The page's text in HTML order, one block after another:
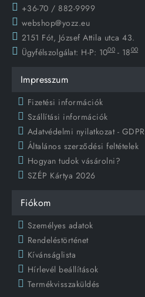
+36-70 / 882-9999
webshop@yozz.eu
2151 Fót, József Attila utca 43.
Ügyfélszolgálat: H-P: 1000 - 1800
Impresszum
Fizetési információk
Szállítási információk
Adatvédelmi nyilatkozat - GDPR
Általános szerződési feltételek
Hogyan tudok vásárolni?
SZÉP Kártya 2026
Fiókom
Személyes adatok
Rendeléstörténet
Kívánságlista
Hírlevél beállítások
Termékvisszaküldés